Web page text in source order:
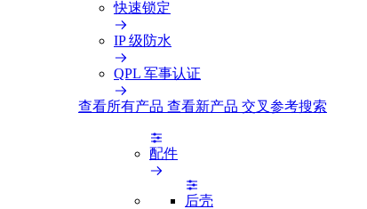
快速锁定
IP 级防水
QPL 军事认证
查看所有产品 查看新产品 交叉参考搜索
配件
后壳